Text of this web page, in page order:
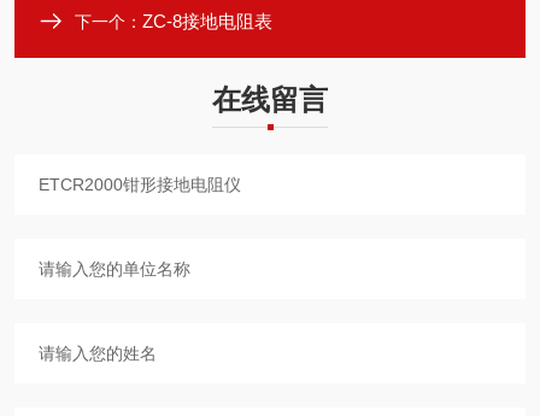
下一个： ZC-8接地电阻表
在线留言